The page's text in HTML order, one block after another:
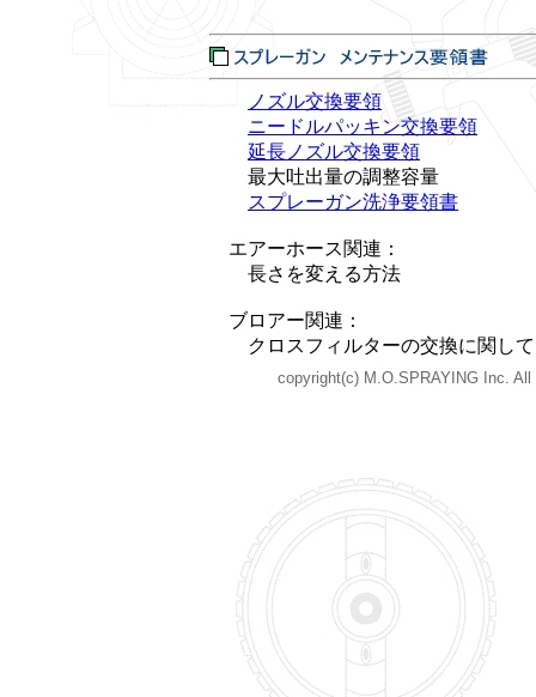
ノズル交換要領
ニードルパッキン交換要領
延長ノズル交換要領
最大吐出量の調整容量
スプレーガン洗浄要領書
エアーホース関連：
長さを変える方法
ブロアー関連：
クロスフィルターの交換に関して
copyright(c) M.O.SPRAYING Inc. All